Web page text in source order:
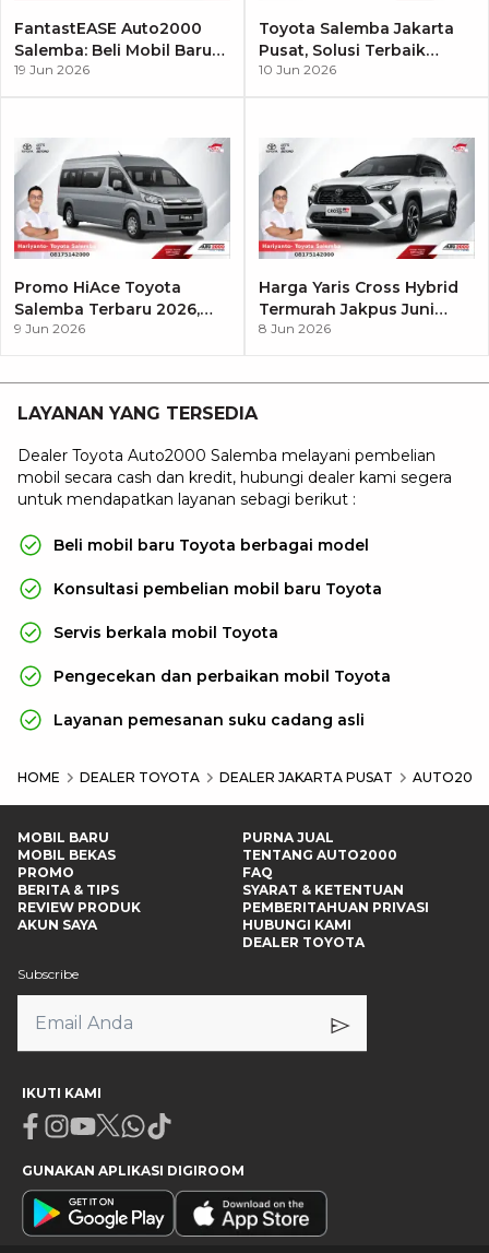
FantastEASE Auto2000
Salemba: Beli Mobil Baru
Jadi Lebih Mudah dan
19 Jun 2026
Toyota Salemba Jakarta
Pusat, Solusi Terbaik
untuk Pembelian Mobil
10 Jun 2026
Promo HiAce Toyota
Salemba Terbaru 2026,
Dapatkan Penawaran
9 Jun 2026
Harga Yaris Cross Hybrid
Termurah Jakpus Juni
2026, Mulai Rp399 Jutaan
8 Jun 2026
LAYANAN YANG TERSEDIA
Dealer Toyota Auto2000 Salemba melayani pembelian
mobil secara cash dan kredit, hubungi dealer kami segera
untuk mendapatkan layanan sebagi berikut :
Beli mobil baru Toyota berbagai model
Konsultasi pembelian mobil baru Toyota
Servis berkala mobil Toyota
Pengecekan dan perbaikan mobil Toyota
Layanan pemesanan suku cadang asli
HOME DEALER TOYOTA DEALER JAKARTA PUSAT
MOBIL BARU
MOBIL BEKAS
PROMO
BERITA & TIPS
REVIEW PRODUK
AKUN SAYA
PURNA JUAL
TENTANG AUTO2000
FAQ
SYARAT & KETENTUAN
PEMBERITAHUAN PRIVASI
HUBUNGI KAMI
DEALER TOYOTA
Subscribe
IKUTI KAMI
Facebook
Instagram
Youtube
X Whatsapp
Tiktok
GUNAKAN APLIKASI DIGIROOM